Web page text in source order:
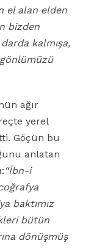
el alan elden
bizden
kalmışa,
gönlümüzü
ağır
yerel
Göçün bu
anlatan
“İbn-i
baktımız
bütün
dönüşmüş